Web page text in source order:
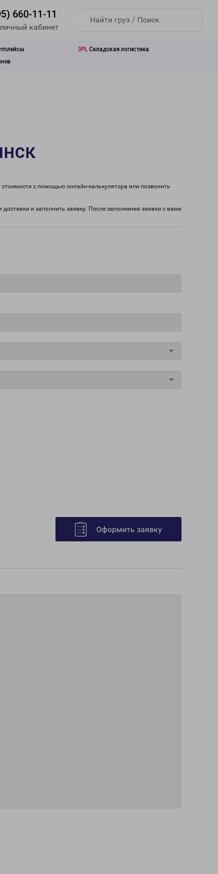
660-11-11
кабинет
3PL Складская логистика
с помощью онлайн-калькулятора или позвонить
и заполнить заявку. После заполнения заявки с вами
Оформить заявку